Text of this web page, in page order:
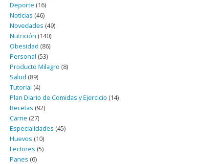
Deporte (16)
Noticias (46)
Novedades (49)
Nutrición (140)
Obesidad (86)
Personal (53)
Producto Milagro (8)
Salud (89)
Tutorial (4)
Plan Diario de Comidas y Ejercicio (14)
Recetas (92)
Carne (27)
Especialidades (45)
Huevos (10)
Lectores (5)
Panes (6)